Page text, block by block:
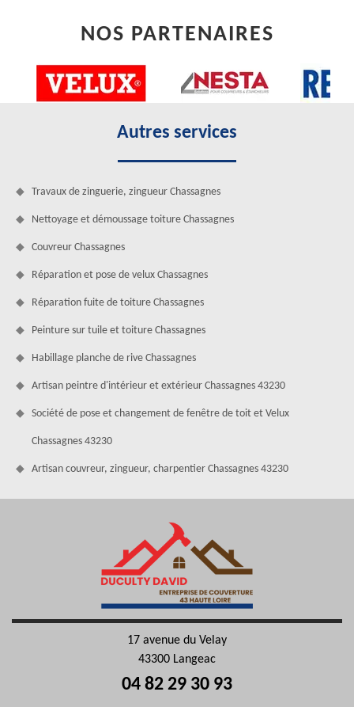
NOS PARTENAIRES
Autres services
Travaux de zinguerie, zingueur Chassagnes
Nettoyage et démoussage toiture Chassagnes
Couvreur Chassagnes
Réparation et pose de velux Chassagnes
Réparation fuite de toiture Chassagnes
Peinture sur tuile et toiture Chassagnes
Habillage planche de rive Chassagnes
Artisan peintre d'intérieur et extérieur Chassagnes 43230
Société de pose et changement de fenêtre de toit et Velux
Chassagnes 43230
Artisan couvreur, zingueur, charpentier Chassagnes 43230
17 avenue du Velay
43300 Langeac
04 82 29 30 93